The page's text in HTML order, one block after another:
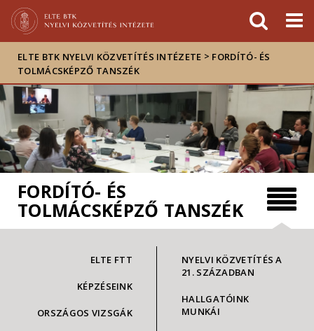
sajtóban
ELTE BTK NYELVI KÖZVETÍTÉS INTÉZETE > FORDÍTÓ- ÉS
TOLMÁCSKÉPZŐ TANSZÉK
FORDÍTÓ- ÉS
TOLMÁCSKÉPZŐ TANSZÉK
ELTE FTT
KÉPZÉSEINK
ORSZÁGOS VIZSGÁK
NYELVI KÖZVETÍTÉS A
21. SZÁZADBAN
HALLGATÓINK
MUNKÁI